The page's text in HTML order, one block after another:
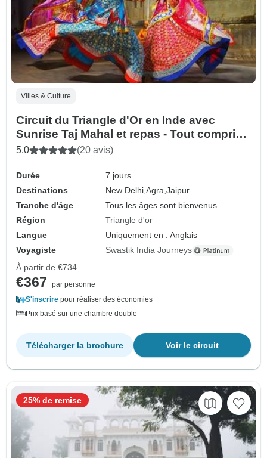
Villes & Culture
Circuit du Triangle d'Or en Inde avec
Sunrise Taj Mahal et repas - Tout compris -
07 jours
5.0 (20 avis)
Durée
7 jours
Destinations
New Delhi,Agra,Jaipur
Tranche d'âge
Tous les âges sont bienvenus
Région
Triangle d'or
Langue
Uniquement en : Anglais
Voyagiste
Swastik India Journeys
À partir de €734
€367
par personne
S'inscrire pour réaliser des économies
Prix basé sur une chambre double
Voir le circuit
Télécharger la brochure
25% de remise